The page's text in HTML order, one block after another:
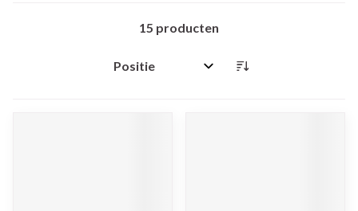
15 producten
Sorteer op: